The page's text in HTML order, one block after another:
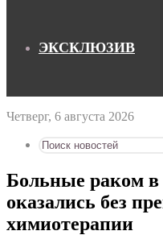
ЭКСКЛЮЗИВ
Четверг, 6 августа 2026
Больные раком в
оказались без
химиотерапии